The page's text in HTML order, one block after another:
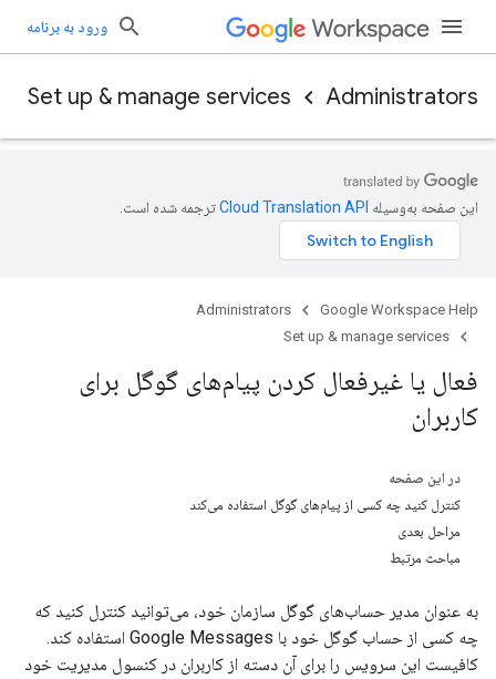
ورود به برنامه
Administrators
Set up & manage services
این صفحه به‌وسیله ترجمه شده است.
Google Workspace Help
Administrators
Set up & manage services
فعال یا غیرفعال کردن پیام‌های گوگل برای
کاربران
در این صفحه
کنترل کنید چه کسی از پیام‌های گوگل استفاده می‌کند
مراحل بعدی
مباحث مرتبط
به عنوان مدیر حساب‌های گوگل سازمان خود، می‌توانید کنترل کنید که
چه کسی از حساب گوگل خود با Google Messages استفاده کند.
کافیست این سرویس را برای آن دسته از کاربران در کنسول مدیریت خود